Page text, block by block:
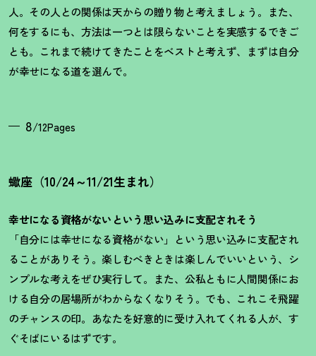
人。その人との関係は天からの贈り物と考えましょう。また、
何をするにも、方法は一つとは限らないことを実感するできご
とも。これまで続けてきたことをベストと考えず、まずは自分
が幸せになる道を選んで。
8/12Pages
蠍座（10/24～11/21生まれ）
幸せになる資格がないという思い込みに支配されそう
「自分には幸せになる資格がない」という思い込みに支配され
ることがありそう。楽しむべきときは楽しんでいいという、シ
ンプルな考えをぜひ実行して。また、公私ともに人間関係にお
ける自分の居場所がわからなくなりそう。でも、これこそ飛躍
のチャンスの印。あなたを好意的に受け入れてくれる人が、す
ぐそばにいるはずです。